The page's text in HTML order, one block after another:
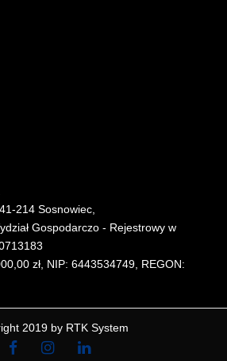
214 Sosnowiec,
Gospodarczo - Rejestrowy w
zł, NIP: 6443534749, REGON:
2019 by RTK System